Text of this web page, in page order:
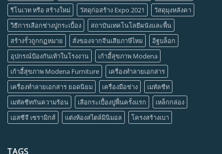
รีโนเวท หรือ สร้างใหม่
วัสดุก่อสร้าง Expo 2021
วัสดุมุงหลังคา
วิธีการเลือกช่างปูกระเบื้อง
สถาบันเทคโนโลยีผนังและพื้น
สร้างรั้วถูกกฏหมาย
สั่งของจากจีนเสียภาษีไหม
อิฐบล็อก
อุปกรณ์ป้องกันเท้าในโรงงาน
เก้าอี้สุขภาพ Modena
เก้าอี้สุขภาพ Modena Furniture
เครื่องทำลายเอกสาร
เครื่องทำลายเอกสาร ยอดนิยม
เครื่องมือช่าง
เมทัลชีท
เมทัลชีทกันความร้อน
เลือกระเบื้องปูพื้นครั้งแรก
เหล็กกล่อง
เอสซีจี เซรามิกส์
แต่งห้องสไตล์มินิมอล โครงสร้างเบา
TAGS